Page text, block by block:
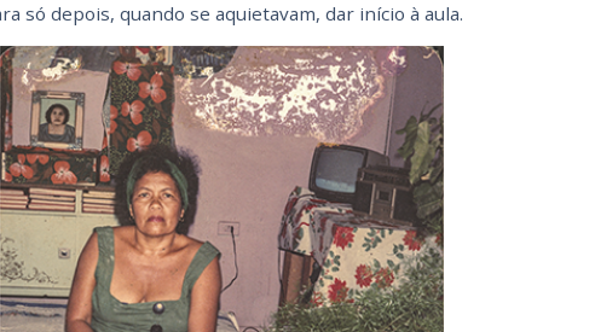
só depois, quando se aquietavam, dar início à aula.